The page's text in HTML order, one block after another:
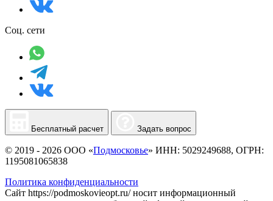
Соц. сети
Бесплатный расчет Задать вопрос
© 2019 - 2026 ООО «Подмосковье» ИНН: 5029249688, ОГРН:
1195081065838
Политика конфиденциальности
Сайт https://podmoskovieopt.ru/ носит информационный